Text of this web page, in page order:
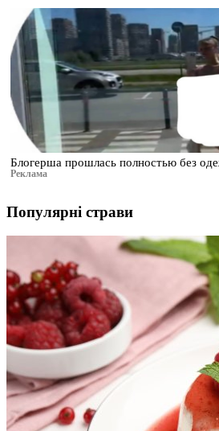
Блогерша прошлась полностью без
Реклама
Популярні страви